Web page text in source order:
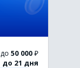
до 50 000 ₽
до 21 дня